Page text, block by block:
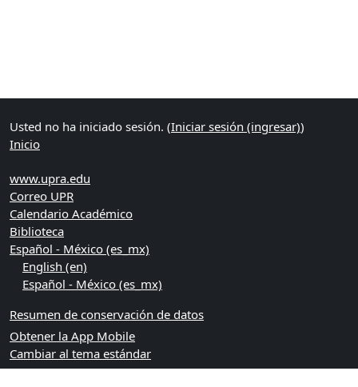
Usted no ha iniciado sesión. (Iniciar sesión (ingresar))
Inicio
www.upra.edu
Correo UPR
Calendario Académico
Biblioteca
Español - México ‎(es_mx)‎
English ‎(en)‎
Español - México ‎(es_mx)‎
Resumen de conservación de datos
Obtener la App Mobile
Cambiar al tema estándar